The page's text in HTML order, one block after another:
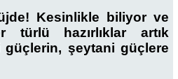
Kesinlikle biliyor ve
türlü hazırlıklar artık
güçlerin, şeytani güçlere